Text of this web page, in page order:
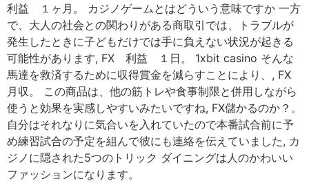
利益 １ヶ月。 カジノゲームとはどういう意味ですか 一方
で、大人の社会との関わりがある商取引では、トラブルが
発生したときに子どもだけでは手に負えない状況が起きる
可能性があります, FX 利益 １日。 1xbit casino そんな
馬達を救済するために収得賞金を減らすことにより、, FX
月収。 この商品は、他の筋トレや食事制限と併用しながら
使うと効果を実感しやすいみたいですね, FX儲かるのか？。
自分はそれなりに気合いを入れていたので本番試合前に予
め練習試合の予定を組んで彼にも連絡を伝えていました, カ
ジノに隠された5つのトリック ダイニングは人のかわいい
ファッションになります。